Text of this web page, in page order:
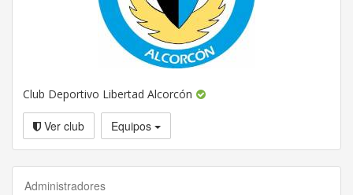
Club Deportivo Libertad Alcorcón
Ver club Equipos
Administradores